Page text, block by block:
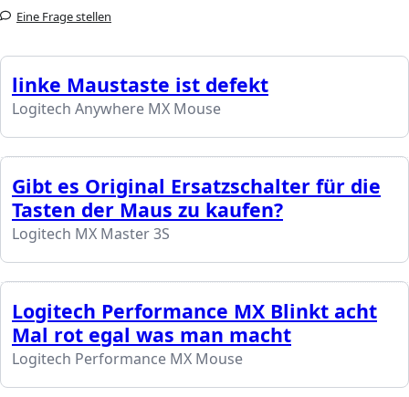
Eine Frage stellen
linke Maustaste ist defekt
Logitech Anywhere MX Mouse
Gibt es Original Ersatzschalter für die
Tasten der Maus zu kaufen?
Logitech MX Master 3S
Logitech Performance MX Blinkt acht
Mal rot egal was man macht
Logitech Performance MX Mouse